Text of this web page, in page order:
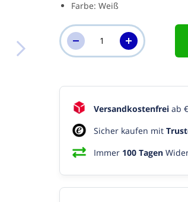
Farbe: Weiß
Versandkostenfreiab
Sicher kaufen mit
Immer 100 Tagen